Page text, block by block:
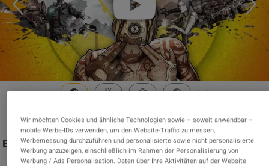
Borderlands 2 - Mr. Torgue's Campaign of Carnage DLC
PC Steam CD Key
Wir möchten Cookies und ähnliche Technologien sowie – soweit anwendbar –
mobile Werbe-IDs verwenden, um den Website-Traffic zu messen,
Werbemessung durchzuführen und personalisierte sowie nicht personalisierte
Werbung anzuzeigen, einschließlich im Rahmen der Personalisierung von
Werbung / Ads Personalisation. Daten über Ihre Aktivitäten auf der Website